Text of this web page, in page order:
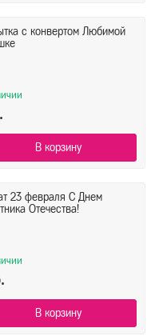
с конвертом Любимой
В корзину
23 февраля С Днем
Отечества!
В корзину